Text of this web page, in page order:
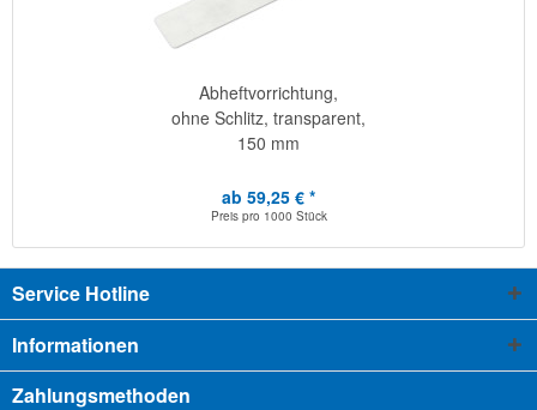
Abheftvorrichtung,
ohne Schlitz, transparent,
150 mm
ab 59,25 € *
Preis pro 1000 Stück
Service Hotline
Informationen
Zahlungsmethoden